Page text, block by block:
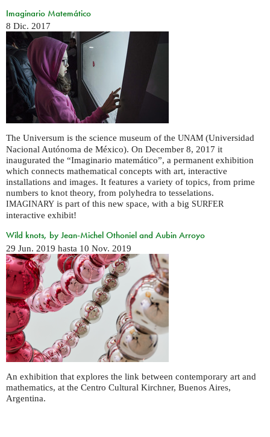
Imaginario Matemático
8 Dic. 2017
The Universum is the science museum of the UNAM (Universidad
Nacional Autónoma de México). On December 8, 2017 it
inaugurated the “Imaginario matemático”, a permanent exhibition
which connects mathematical concepts with art, interactive
installations and images. It features a variety of topics, from prime
numbers to knot theory, from polyhedra to tesselations.
IMAGINARY is part of this new space, with a big SURFER
interactive exhibit!
Wild knots, by Jean-Michel Othoniel and Aubin Arroyo
29 Jun. 2019 hasta 10 Nov. 2019
An exhibition that explores the link between contemporary art and
mathematics, at the Centro Cultural Kirchner, Buenos Aires,
Argentina.